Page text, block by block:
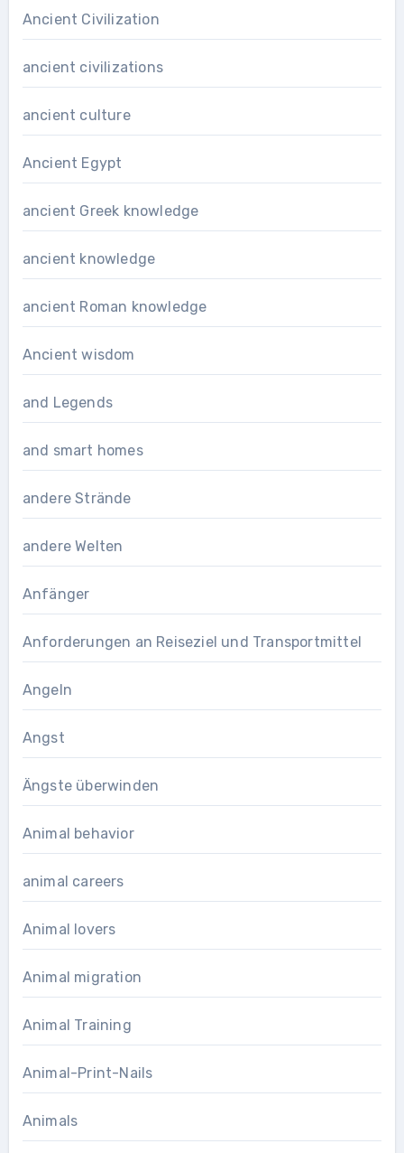
Ancient Civilization
ancient civilizations
ancient culture
Ancient Egypt
ancient Greek knowledge
ancient knowledge
ancient Roman knowledge
Ancient wisdom
and Legends
and smart homes
andere Strände
andere Welten
Anfänger
Anforderungen an Reiseziel und Transportmittel
Angeln
Angst
Ängste überwinden
Animal behavior
animal careers
Animal lovers
Animal migration
Animal Training
Animal-Print-Nails
Animals